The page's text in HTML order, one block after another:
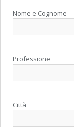
Nome e Cognome
Professione
Città